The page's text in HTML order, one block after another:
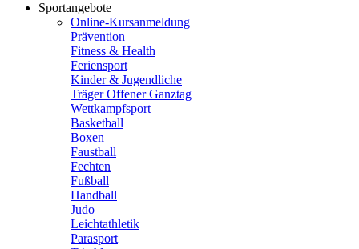
Sportangebote
Online-Kursanmeldung
Prävention
Fitness & Health
Feriensport
Kinder & Jugendliche
Träger Offener Ganztag
Wettkampfsport
Basketball
Boxen
Faustball
Fechten
Fußball
Handball
Judo
Leichtathletik
Parasport